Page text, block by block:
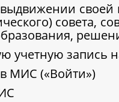
своей
совета,
учетную запись
МИС («Войти»)